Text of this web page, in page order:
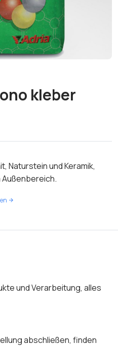
kleber
Naturstein und Keramik,
Außenbereich.
und Verarbeitung, alles
abschließen, finden